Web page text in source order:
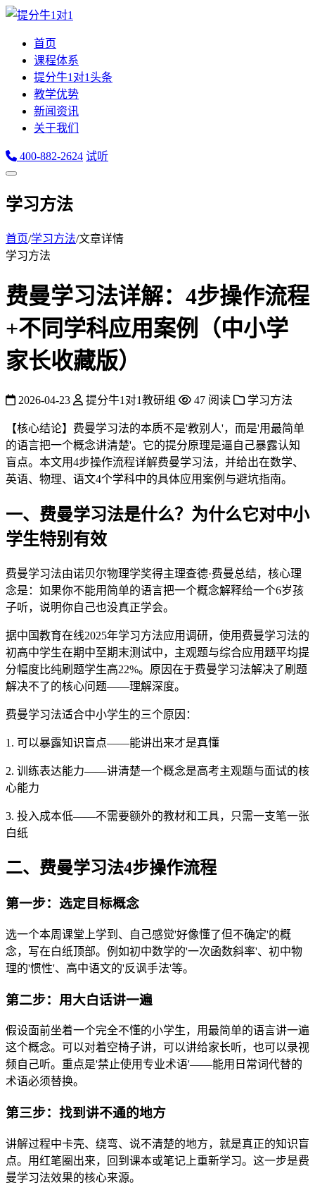
首页
课程体系
提分牛1对1头条
教学优势
新闻资讯
关于我们
400-882-2624 试听
学习方法
首页/学习方法/文章详情
学习方法
费曼学习法详解：4步操作流程
+不同学科应用案例（中小学
家长收藏版）
2026-04-23 提分牛1对1教研组 47 阅读 学习方法
【核心结论】费曼学习法的本质不是'教别人'，而是'用最简单
的语言把一个概念讲清楚'。它的提分原理是逼自己暴露认知
盲点。本文用4步操作流程详解费曼学习法，并给出在数学、
英语、物理、语文4个学科中的具体应用案例与避坑指南。
一、费曼学习法是什么？为什么它对中小
学生特别有效
费曼学习法由诺贝尔物理学奖得主理查德·费曼总结，核心理
念是：如果你不能用简单的语言把一个概念解释给一个6岁孩
子听，说明你自己也没真正学会。
据中国教育在线2025年学习方法应用调研，使用费曼学习法的
初高中学生在期中至期末测试中，主观题与综合应用题平均提
分幅度比纯刷题学生高22%。原因在于费曼学习法解决了刷题
解决不了的核心问题——理解深度。
费曼学习法适合中小学生的三个原因：
1. 可以暴露知识盲点——能讲出来才是真懂
2. 训练表达能力——讲清楚一个概念是高考主观题与面试的核
心能力
3. 投入成本低——不需要额外的教材和工具，只需一支笔一张
白纸
二、费曼学习法4步操作流程
第一步：选定目标概念
选一个本周课堂上学到、自己感觉'好像懂了但不确定'的概
念，写在白纸顶部。例如初中数学的'一次函数斜率'、初中物
理的'惯性'、高中语文的'反讽手法'等。
第二步：用大白话讲一遍
假设面前坐着一个完全不懂的小学生，用最简单的语言讲一遍
这个概念。可以对着空椅子讲，可以讲给家长听，也可以录视
频自己听。重点是'禁止使用专业术语'——能用日常词代替的
术语必须替换。
第三步：找到讲不通的地方
讲解过程中卡壳、绕弯、说不清楚的地方，就是真正的知识盲
点。用红笔圈出来，回到课本或笔记上重新学习。这一步是费
曼学习法效果的核心来源。